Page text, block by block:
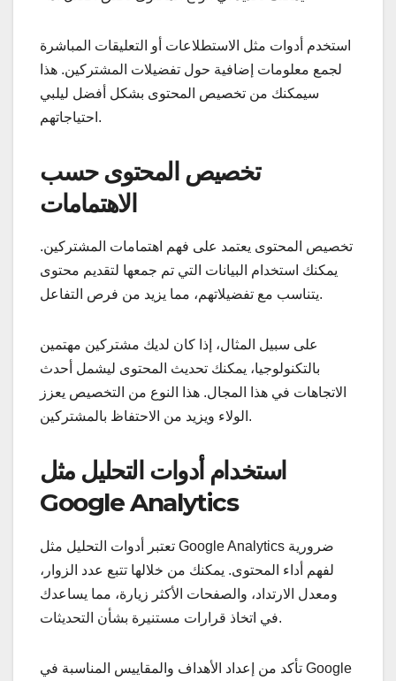
استخدم أدوات مثل الاستطلاعات أو التعليقات المباشرة
لجمع معلومات إضافية حول تفضيلات المشتركين. هذا
سيمكنك من تخصيص المحتوى بشكل أفضل ليلبي
احتياجاتهم.
تخصيص المحتوى حسب
الاهتمامات
تخصيص المحتوى يعتمد على فهم اهتمامات المشتركين.
يمكنك استخدام البيانات التي تم جمعها لتقديم محتوى
يتناسب مع تفضيلاتهم، مما يزيد من فرص التفاعل.
على سبيل المثال، إذا كان لديك مشتركين مهتمين
بالتكنولوجيا، يمكنك تحديث المحتوى ليشمل أحدث
الاتجاهات في هذا المجال. هذا النوع من التخصيص يعزز
الولاء ويزيد من الاحتفاظ بالمشتركين.
استخدام أدوات التحليل مثل
Google Analytics
تعتبر أدوات التحليل مثل Google Analytics ضرورية
لفهم أداء المحتوى. يمكنك من خلالها تتبع عدد الزوار،
ومعدل الارتداد، والصفحات الأكثر زيارة، مما يساعدك
في اتخاذ قرارات مستنيرة بشأن التحديثات.
تأكد من إعداد الأهداف والمقاييس المناسبة في Google